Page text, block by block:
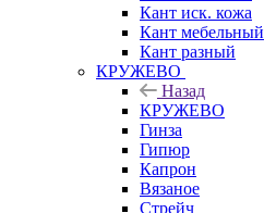
Кант иск. кожа
Кант мебельный
Кант разный
КРУЖЕВО
Назад
КРУЖЕВО
Гинза
Гипюр
Капрон
Вязаное
Стрейч